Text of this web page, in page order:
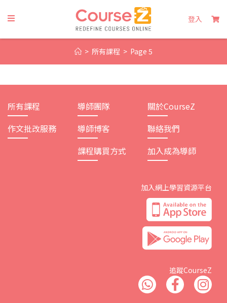
content
登入
> 所有課程 > Page 5
所有課程
作文批改服務
導師團隊
導師博客
課程購買方式
關於CourseZ
聯絡我們
加入成為導師
加入網上學習資源平台
追蹤CourseZ